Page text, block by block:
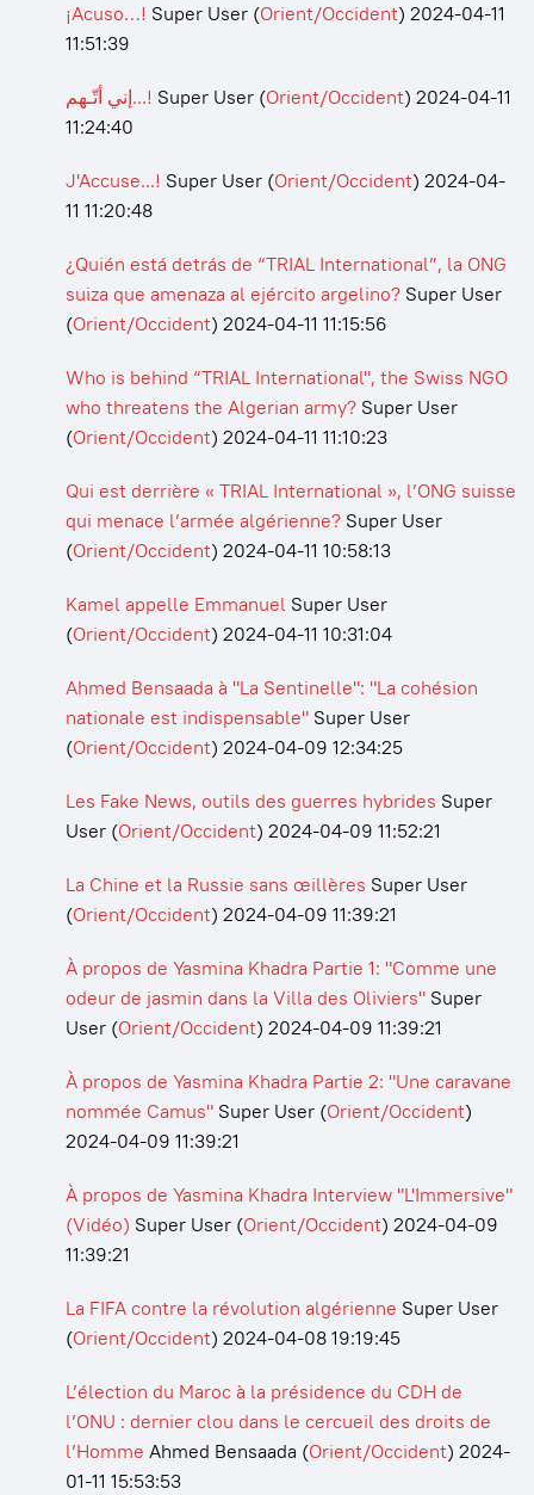
¡Acuso…! Super User (Orient/Occident) 2024-04-11
11:51:39
إني أتّـهم...! Super User (Orient/Occident) 2024-04-11
11:24:40
J'Accuse...! Super User (Orient/Occident) 2024-04-
11 11:20:48
¿Quién está detrás de “TRIAL International”, la ONG
suiza que amenaza al ejército argelino? Super User
(Orient/Occident) 2024-04-11 11:15:56
Who is behind “TRIAL International", the Swiss NGO
who threatens the Algerian army? Super User
(Orient/Occident) 2024-04-11 11:10:23
Qui est derrière « TRIAL International », l’ONG suisse
qui menace l’armée algérienne? Super User
(Orient/Occident) 2024-04-11 10:58:13
Kamel appelle Emmanuel Super User
(Orient/Occident) 2024-04-11 10:31:04
Ahmed Bensaada à "La Sentinelle": "La cohésion
nationale est indispensable" Super User
(Orient/Occident) 2024-04-09 12:34:25
Les Fake News, outils des guerres hybrides Super
User (Orient/Occident) 2024-04-09 11:52:21
La Chine et la Russie sans œillères Super User
(Orient/Occident) 2024-04-09 11:39:21
À propos de Yasmina Khadra Partie 1: "Comme une
odeur de jasmin dans la Villa des Oliviers" Super
User (Orient/Occident) 2024-04-09 11:39:21
À propos de Yasmina Khadra Partie 2: "Une caravane
nommée Camus" Super User (Orient/Occident)
2024-04-09 11:39:21
À propos de Yasmina Khadra Interview "L'Immersive"
(Vidéo) Super User (Orient/Occident) 2024-04-09
11:39:21
La FIFA contre la révolution algérienne Super User
(Orient/Occident) 2024-04-08 19:19:45
L’élection du Maroc à la présidence du CDH de
l’ONU : dernier clou dans le cercueil des droits de
l’Homme Ahmed Bensaada (Orient/Occident) 2024-
01-11 15:53:53